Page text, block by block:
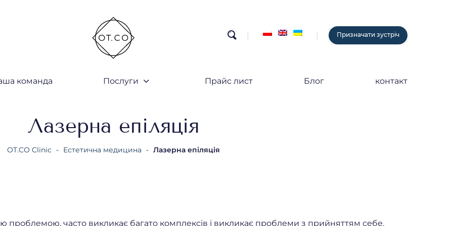
Призначати зустріч
команда Послуги Прайс лист Блог контакт
Лазерна епіляція
OT.CO Clinic - Естетична медицина - Лазерна епіляція
проблемою, часто викликає багато комплексів і викликає проблеми з прийняттям себе.